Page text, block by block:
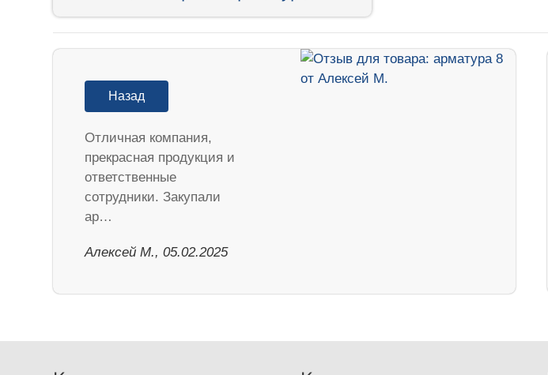
Назад
Отличная компания,
прекрасная продукция и
ответственные
сотрудники. Закупали
ар…
Алексей М., 05.02.2025